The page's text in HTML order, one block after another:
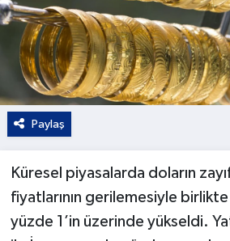
Paylaş
Küresel piyasalarda doların
fiyatlarının gerilemesiyle birlikte
yüzde 1’in üzerinde yükseldi.